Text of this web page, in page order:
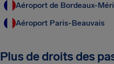
Aéroport de Bordeaux-
Aéroport Paris-Beauvais
Plus de droits des